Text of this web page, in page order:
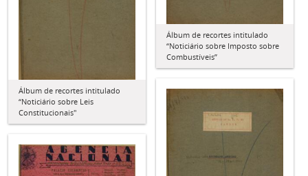
Álbum de recortes intitulado
“Noticiário sobre Imposto sobre
Combustíveis”
Álbum de recortes intitulado
“Noticiário sobre Leis
Constitucionais"